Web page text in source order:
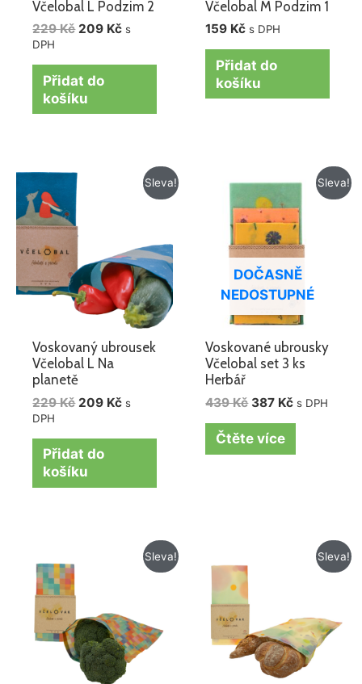
Včelobal L Podzim 2
229Kč 209 Kč s
DPH
Přidat do
košíku
Včelobal M Podzim 1
159 Kč s DPH
Přidat do
košíku
Sleva!
Voskovaný ubrousek
Včelobal L Na
planetě
229Kč
229 Kč.
209 Kč
Aktuální
cena
s
DPH
Přidat do
košíku
Sleva!
DOČASNĚ
NEDOSTUPNÉ
Voskované ubrousky
Včelobal set 3 ks
Herbář
439Kč
cena
byla:
439 Kč.
387 Kč
Aktuální
cena
je:
387 Kč.
s DPH
Čtěte více
Sleva!
Aktuální
cena
Sleva!
Aktuální
cena